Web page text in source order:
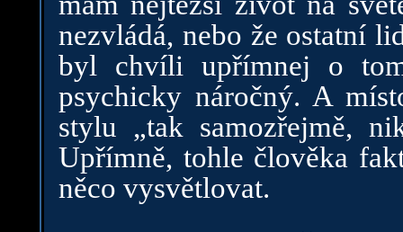
nezvládá, nebo že ostatní
byl chvíli upřímnej o
psychicky náročný. A
stylu „tak samozřejmě,
Upřímně, tohle člověka
něco vysvětlovat.